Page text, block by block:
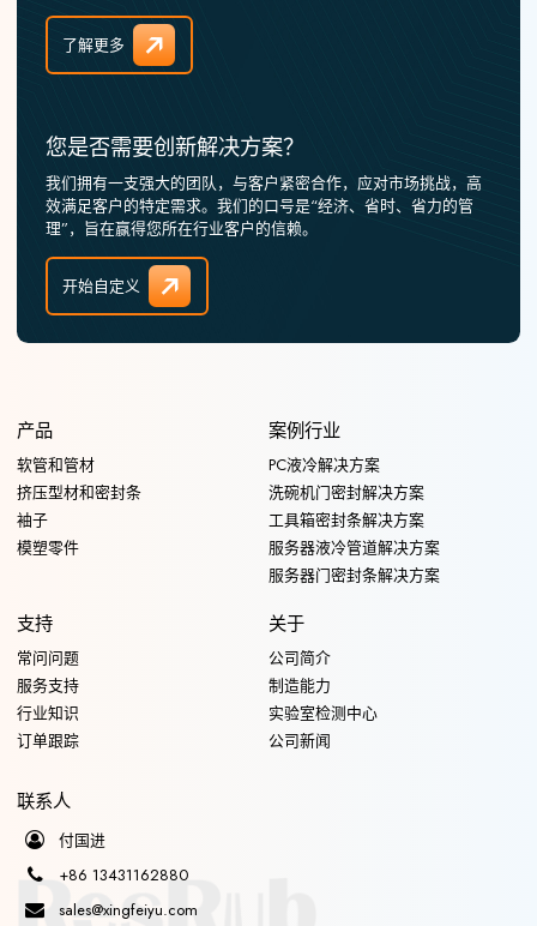
了解更多
您是否需要创新解决方案？
我们拥有一支强大的团队，与客户紧密合作，应对市场挑战，高
效满足客户的特定需求。我们的口号是“经济、省时、省力的管
理”，旨在赢得您所在行业客户的信赖。
开始自定义
产品
软管和管材
挤压型材和密封条
袖子
模塑零件
案例行业
PC液冷解决方案
洗碗机门密封解决方案
工具箱密封条解决方案
服务器液冷管道解决方案
服务器门密封条解决方案
支持
常问问题
服务支持
行业知识
订单跟踪
关于
公司简介
制造能力
实验室检测中心
公司新闻
联系人
付国进
+86 13431162880
sales@xingfeiyu.com